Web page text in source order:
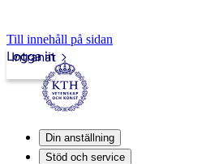
Till innehåll på sidan
Intranät
Logga in
Din anställning
Stöd och service